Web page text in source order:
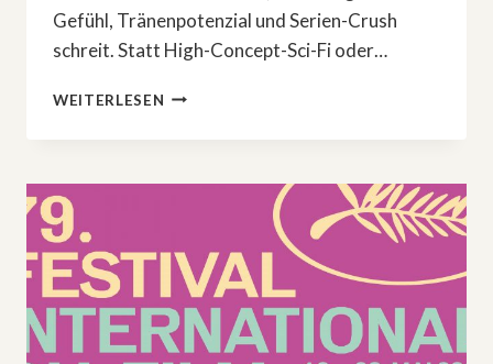
Gefühl, Tränenpotenzial und Serien-Crush
schreit. Statt High-Concept-Sci-Fi oder…
WEITERLESEN »EVERY
AFTER«
PRIME
NEUE
LIEBESSERIE
BRICHT
HERZEN